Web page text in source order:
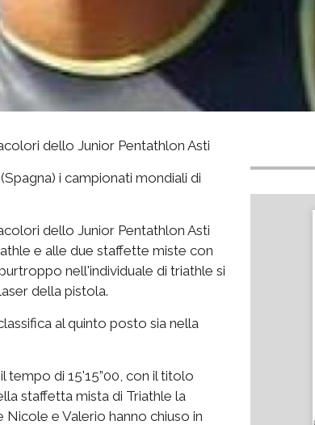
dello Junior Pentathlon Asti
i campionati mondiali di
dello Junior Pentathlon Asti
e alle due staffette miste con
nell'individuale di triathle si
della pistola.
al quinto posto sia nella
tempo di 15'15”00, con il titolo
staffetta mista di Triathle la
Nicole e Valerio hanno chiuso in